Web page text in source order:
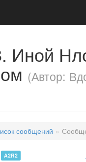
Иной
(Автор:
сообщений
A2R2